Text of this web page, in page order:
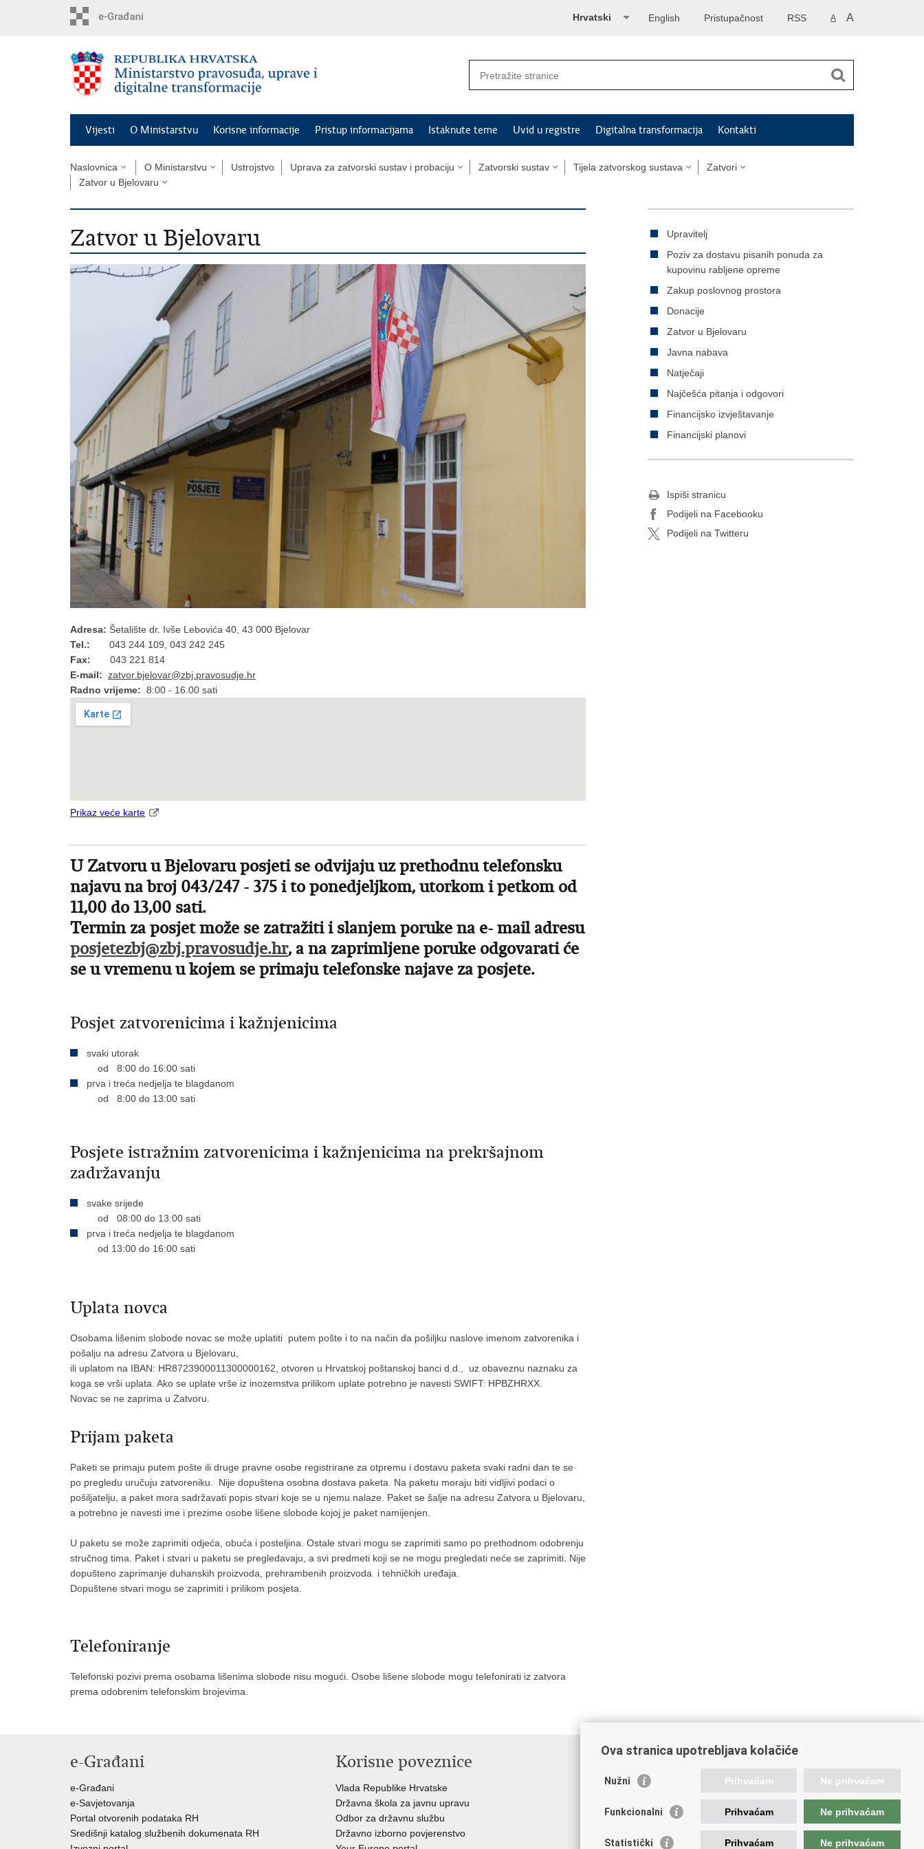
A A
RSS
Pristupačnost
English
Hrvatski
Vijesti O Ministarstvu Korisne informacije Pristup informacijama Istaknute teme Uvid u registre Digitalna transformacija Kontakti
Naslovnica O Ministarstvu Ustrojstvo Uprava za zatvorski sustav i probaciju Zatvorski sustav Tijela zatvorskog sustava
Zatvori
Zatvor u Bjelovaru
Zatvor u Bjelovaru
Adresa: Šetalište dr. Ivše Lebovića 40, 43 000 Bjelovar
Tel.: 043 244 109, 043 242 245
Fax: 043 221 814
E-mail: zatvor.bjelovar@zbj.pravosudje.hr
Radno vrijeme: 8:00 - 16.00 sati
Prikaz veće karte
U Zatvoru u Bjelovaru posjeti se odvijaju uz prethodnu telefonsku
najavu na broj 043/247 - 375 i to ponedjeljkom, utorkom i petkom od
11,00 do 13,00 sati.
Termin za posjet može se zatražiti i slanjem poruke na e- mail adresu
posjetezbj@zbj.pravosudje.hr, a na zaprimljene poruke odgovarati će
se u vremenu u kojem se primaju telefonske najave za posjete.
Posjet zatvorenicima i kažnjenicima
svaki utorak
od 8:00 do 16:00 sati
prva i treća nedjelja te blagdanom
od 8:00 do 13:00 sati
Posjete istražnim zatvorenicima i kažnjenicima na prekršajnom
zadržavanju
svake srijede
od 08:00 do 13:00 sati
prva i treća nedjelja te blagdanom
od 13:00 do 16:00 sati
Uplata novca
Osobama lišenim slobode novac se može uplatiti putem pošte i to na način da pošiljku naslove imenom zatvorenika i
pošalju na adresu Zatvora u Bjelovaru,
ili uplatom na IBAN: HR8723900011300000162, otvoren u Hrvatskoj poštanskoj banci d.d., uz obaveznu naznaku za
koga se vrši uplata. Ako se uplate vrše iz inozemstva prilikom uplate potrebno je navesti SWIFT: HPBZHRXX.
Novac se ne zaprima u Zatvoru.
Prijam paketa
Paketi se primaju putem pošte ili druge pravne osobe registrirane za otpremu i dostavu paketa svaki radni dan te se
po pregledu uručuju zatvoreniku. Nije dopuštena osobna dostava paketa. Na paketu moraju biti vidljivi podaci o
pošiljatelju, a paket mora sadržavati popis stvari koje se u njemu nalaze. Paket se šalje na adresu Zatvora u Bjelovaru,
a potrebno je navesti ime i prezime osobe lišene slobode kojoj je paket namijenjen.
U paketu se može zaprimiti odjeća, obuća i posteljina. Ostale stvari mogu se zaprimiti samo po prethodnom odobrenju
stručnog tima. Paket i stvari u paketu se pregledavaju, a svi predmeti koji se ne mogu pregledati neće se zaprimiti. Nije
dopušteno zaprimanje duhanskih proizvoda, prehrambenih proizvoda i tehničkih uređaja.
Dopuštene stvari mogu se zaprimiti i prilikom posjeta.
Telefoniranje
Telefonski pozivi prema osobama lišenima slobode nisu mogući. Osobe lišene slobode mogu telefonirati iz zatvora
prema odobrenim telefonskim brojevima.
Upravitelj
Poziv za dostavu pisanih ponuda za
kupovinu rabljene opreme
Zakup poslovnog prostora
Donacije
Zatvor u Bjelovaru
Javna nabava
Natječaji
Najčešća pitanja i odgovori
Financijsko izvještavanje
Financijski planovi
Ispiši stranicu
Podijeli na Facebooku
Podijeli na Twitteru
e-Građani
e-Građani
e-Savjetovanja
Portal otvorenih podataka RH
Središnji katalog službenih dokumenata RH
Korisne poveznice
Vlada Republike Hrvatske
Državna škola za javnu upravu
Odbor za državnu službu
Državno izborno povjerenstvo
Poveznice pravosudnog sustava
Portal sudova
Državno odvjetništvo
Ured za suzbijanje korupcije i organiziranog kriminaliteta
Ova stranica upotrebljava kolačiće
Nužni Prihvaćam Ne prihvaćam
Funkcionalni Prihvaćam Ne prihvaćam
Statistički Prihvaćam Ne prihvaćam